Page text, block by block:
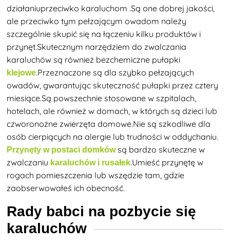
działaniuprzeciwko karaluchom .Są one dobrej jakości,
ale przeciwko tym pełzającym owadom należy
szczególnie skupić się na łączeniu kilku produktów i
przynęt.Skutecznym narzędziem do zwalczania
karaluchów są również bezchemiczne pułapki
klejowe.Przeznaczone są dla szybko pełzających
owadów, gwarantując skuteczność pułapki przez cztery
miesiące.Są powszechnie stosowane w szpitalach,
hotelach, ale również w domach, w których są dzieci lub
czworonożne zwierzęta domowe.Nie są szkodliwe dla
osób cierpiących na alergie lub trudności w oddychaniu.
Przynęty w postaci domkówsą bardzo skuteczne w
zwalczaniu karaluchów i rusałek.Umieść przynętę w
rogach pomieszczenia lub wszędzie tam, gdzie
zaobserwowałeś ich obecność.
Rady babci na pozbycie się
karaluchów